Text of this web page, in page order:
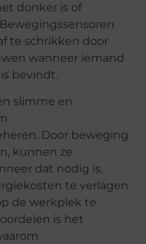
donker is of
te schrikken door
wanneer iemand
bevindt.
slimme en
Door beweging
kunnen ze
dat nodig is,
te verlagen
de werkplek te
is het